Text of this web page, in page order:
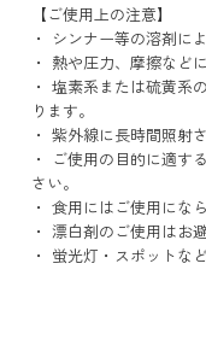
【ご使用上の注意】
・ シンナー等の溶剤に
・ 熱や圧力、摩擦など
・ 塩素系または硫黄系
ります。
・ 紫外線に長時間照射
・ ご使用の目的に適す
さい。
・ 食用にはご使用にな
・ 漂白剤のご使用はお
・ 蛍光灯・スポットな